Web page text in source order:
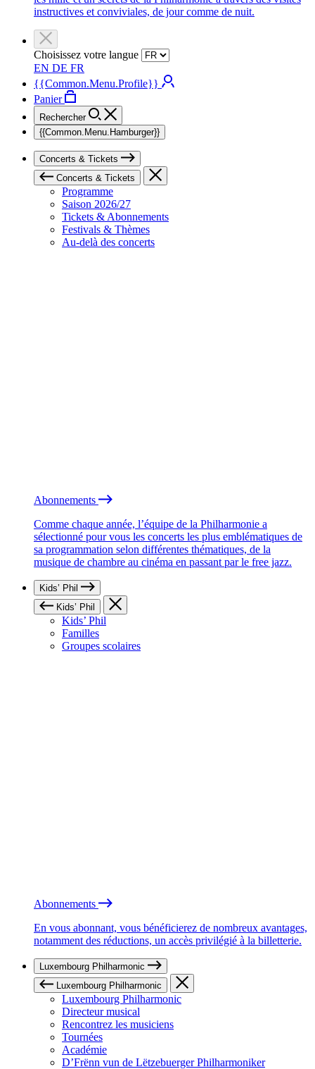
instructives et conviviales, de jour comme de nuit.
Choisissez votre langue
EN DE FR
{{Common.Menu.Profile}}
Panier
Rechercher
{{Common.Menu.Hamburger}}
Concerts & Tickets
Concerts & Tickets
Programme
Saison 2026/27
Tickets & Abonnements
Festivals & Thèmes
Au-delà des concerts
Abonnements
Comme chaque année, l’équipe de la Philharmonie a
sélectionné pour vous les concerts les plus emblématiques de
sa programmation selon différentes thématiques, de la
musique de chambre au cinéma en passant par le free jazz.
Kids’ Phil
Kids’ Phil
Kids’ Phil
Familles
Groupes scolaires
Abonnements
En vous abonnant, vous bénéficierez de nombreux avantages,
notamment des réductions, un accès privilégié à la billetterie.
Luxembourg Philharmonic
Luxembourg Philharmonic
Luxembourg Philharmonic
Directeur musical
Rencontrez les musiciens
Tournées
Académie
D’Frënn vun de Lëtzebuerger Philharmoniker